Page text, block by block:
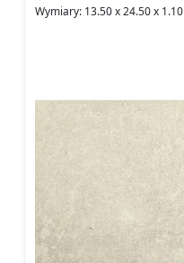
Wymiary: 13.50 x 24.50 x 1.10